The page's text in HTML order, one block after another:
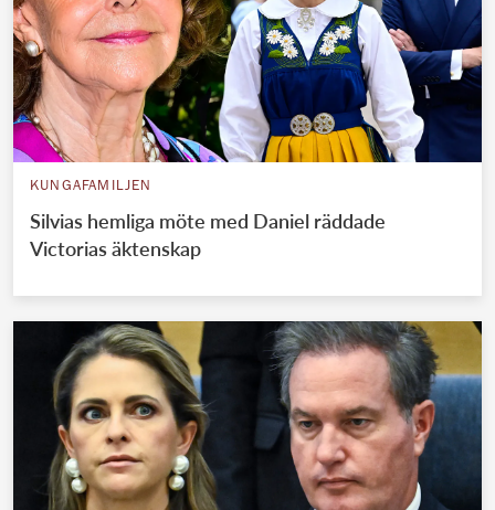
KUNGAFAMILJEN
Silvias hemliga möte med Daniel räddade
Victorias äktenskap